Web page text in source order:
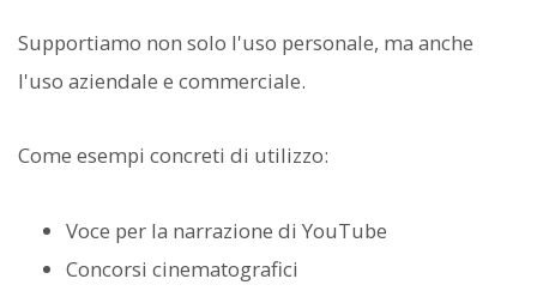
Supportiamo non solo l'uso personale, ma anche
l'uso aziendale e commerciale.
Come esempi concreti di utilizzo:
Voce per la narrazione di YouTube
Concorsi cinematografici